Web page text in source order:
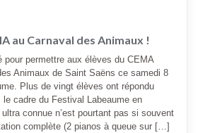
au Carnaval des Animaux !
pour permettre aux élèves du CEMA
Animaux de Saint Saëns ce samedi 8
Plus de vingt élèves ont répondu
cadre du Festival Labeaume en
connue n’est pourtant pas si souvent
complète (2 pianos à queue sur […]